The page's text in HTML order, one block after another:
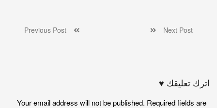
Next Post
اترك تعليقك ♥
Your email address will not be published. Required fields are